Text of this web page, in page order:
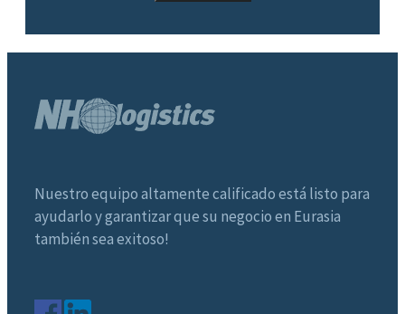
Nuestro equipo altamente calificado está listo para
ayudarlo y garantizar que su negocio en Eurasia
también sea exitoso!